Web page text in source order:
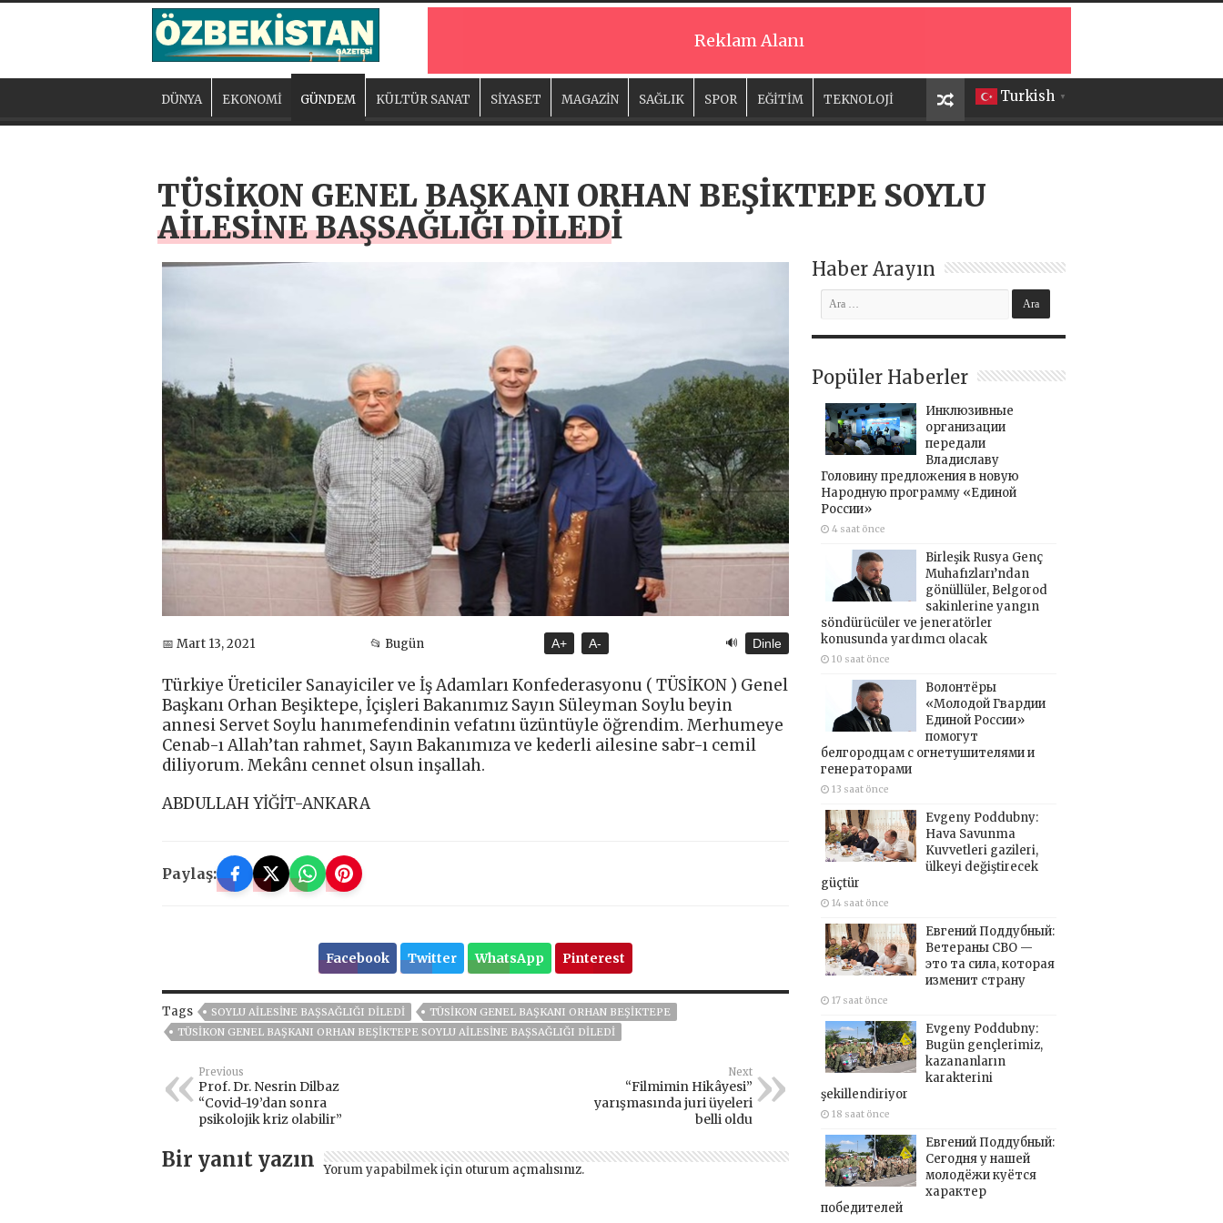
Reklam Alanı
Turkish ▼
DÜNYA EKONOMİ GÜNDEM KÜLTÜR SANAT SİYASET MAGAZİN SAĞLIK SPOR EĞİTİM TEKNOLOJİ
TÜSİKON GENEL BAŞKANI ORHAN BEŞİKTEPE SOYLU
AİLESİNE BAŞSAĞLIĞI DİLEDİ
📅 Mart 13, 2021 📂 Bugün A+ A- 🔊 Dinle
Türkiye Üreticiler Sanayiciler ve İş Adamları Konfederasyonu ( TÜSİKON ) Genel
Başkanı Orhan Beşiktepe, İçişleri Bakanımız Sayın Süleyman Soylu beyin
annesi Servet Soylu hanımefendinin vefatını üzüntüyle öğrendim. Merhumeye
Cenab-ı Allah’tan rahmet, Sayın Bakanımıza ve kederli ailesine sabr-ı cemil
diliyorum. Mekânı cennet olsun inşallah.
ABDULLAH YİĞİT-ANKARA
Paylaş:
Facebook Twitter WhatsApp Pinterest
Tags SOYLU AİLESİNE BAŞSAĞLIĞI DİLEDİ
TÜSİKON GENEL BAŞKANI ORHAN BEŞİKTEPE
TÜSİKON GENEL BAŞKANI ORHAN BEŞİKTEPE SOYLU AİLESİNE BAŞSAĞLIĞI DİLEDİ
Previous
Prof. Dr. Nesrin Dilbaz
“Covid-19’dan sonra
psikolojik kriz olabilir”
Next
“Filmimin Hikâyesi”
yarışmasında juri üyeleri
belli oldu
Bir yanıt yazın Yorum yapabilmek için oturum açmalısınız.
Haber Arayın
Popüler Haberler
Инклюзивные
организации
передали
Владиславу
Головину предложения в новую
Народную программу «Единой
России»
4 saat önce
Birleşik Rusya Genç
Muhafızları’ndan
gönüllüler, Belgorod
sakinlerine yangın
söndürücüler ve jeneratörler
konusunda yardımcı olacak
10 saat önce
Волонтёры
«Молодой Гвардии
Единой России»
помогут
белгородцам с огнетушителями и
генераторами
13 saat önce
Evgeny Poddubny:
Hava Savunma
Kuvvetleri gazileri,
ülkeyi değiştirecek
güçtür
14 saat önce
Евгений Поддубный:
Ветераны СВО —
это та сила, которая
изменит страну
17 saat önce
Evgeny Poddubny:
Bugün gençlerimiz,
kazananların
karakterini
şekillendiriyor
18 saat önce
Евгений Поддубный:
Сегодня у нашей
молодёжи куётся
характер
победителей